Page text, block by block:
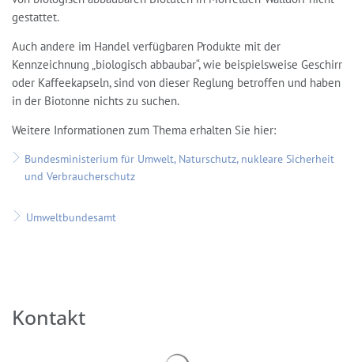
gestattet.
Auch andere im Handel verfügbaren Produkte mit der
Kennzeichnung „biologisch abbaubar“, wie beispielsweise Geschirr
oder Kaffeekapseln, sind von dieser Reglung betroffen und haben
in der Biotonne nichts zu suchen.
Weitere Informationen zum Thema erhalten Sie hier:
Bundesministerium für Umwelt, Naturschutz, nukleare Sicherheit
und Verbraucherschutz
Umweltbundesamt
Kontakt